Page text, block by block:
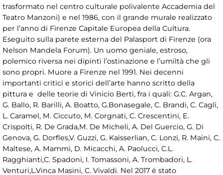
trasformato nel centro culturale polivalente Accademia del
Teatro Manzoni) e nel 1986, con il grande murale realizzato
per l’anno di Firenze Capitale Europea della Cultura.
Eseguito sulla parete esterna del Palasport di Firenze (ora
Nelson Mandela Forum). Un uomo geniale, estroso,
polemico riversa nei dipinti l’ostinazione e l’umiltà che gli
sono propri. Muore a Firenze nel 1991. Nei decenni
importanti critici e storici dell’arte hanno scritto della
pittura e delle teorie di Vinicio Berti, fra i quali: G.C. Argan,
G. Ballo, R. Barilli, A. Boatto, G.Bonasegale, C. Brandi, C. Cagli,
L. Caramel, M. Ciccuto, M. Corgnati, C. Crescentini, E.
Crispolti, R. De Grada,M. De Micheli, A. Del Guercio, G. Di
Genova, G. Dorfles,V. Guzzi, G. Kaisserlian, C. Lonzi, R. Maini, C.
Maltese, A. Mammì, D. Micacchi, A. Paolucci, C.L.
Ragghianti,C. Spadoni, I. Tomassoni, A. Trombadori, L.
Venturi,L.Vinca Masini, C. Vivaldi. Nel 2017 é stato